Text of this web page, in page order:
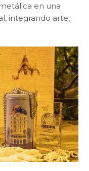
en una
integrando arte,